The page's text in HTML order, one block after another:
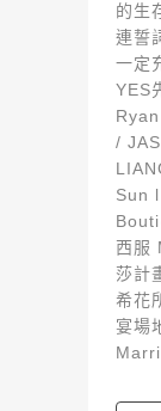
的生
連誓
一定
YES
/
Sun
西服
莎計
希花
宴場